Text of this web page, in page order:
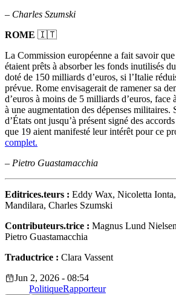
– Charles Szumski
ROME 🇮🇹
La Commission européenne a fait savoir
étaient prêts à absorber les fonds inutilisés
doté de 150 milliards d’euros, si l’Italie
prévue. Rome envisagerait de ramener sa
d’euros à moins de 5 milliards d’euros, face
à une augmentation des dépenses militaires.
d’États ont jusqu’à présent signé des
que 19 aient manifesté leur intérêt pour ce
complet.
– Pietro Guastamacchia
Editrices.teurs : Eddy Wax, Nicoletta
Mandilara, Charles Szumski
Contributeurs.trice : Magnus Lund
Pietro Guastamacchia
Traductrice : Clara Vassent
Jun 2, 2026 - 08:54
PolitiqueRapporteur